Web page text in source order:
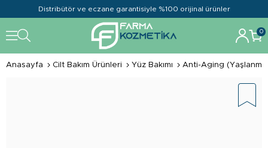
Distribütör ve eczane garantisiyle %100 orijinal ürünler
0
Anasayfa Cilt Bakım Ürünleri Yüz Bakımı Anti-Aging (Yaşlanma